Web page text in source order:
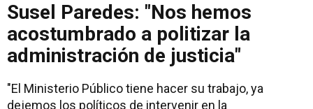
Susel Paredes: "Nos hemos
acostumbrado a politizar la
administración de justicia"
"El Ministerio Público tiene hacer su trabajo, ya
dejemos los políticos de intervenir en la